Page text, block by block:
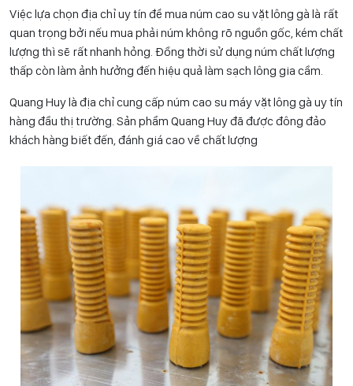
Việc lựa chọn địa chỉ uy tín để mua núm cao su vặt lông gà là rất
quan trọng bởi nếu mua phải núm không rõ nguồn gốc, kém chất
lượng thì sẽ rất nhanh hỏng. Đồng thời sử dụng núm chất lượng
thấp còn làm ảnh hưởng đến hiệu quả làm sạch lông gia cầm.
Quang Huy là địa chỉ cung cấp núm cao su máy vặt lông gà uy tín
hàng đầu thị trường. Sản phẩm Quang Huy đã được đông đảo
khách hàng biết đến, đánh giá cao về chất lượng